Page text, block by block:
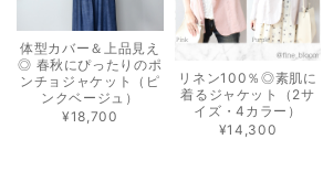
体型カバー＆上品見え
◎ 春秋にぴったりのポ
ンチョジャケット（ピ
ンクベージュ）
¥18,700
リネン100％◎素肌に
着るジャケット（2サ
イズ・4カラー）
¥14,300